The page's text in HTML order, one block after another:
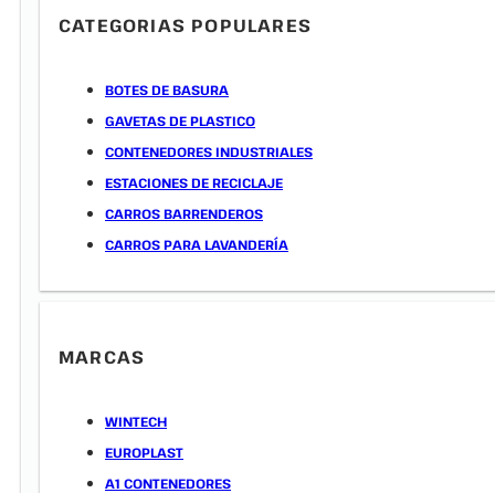
CATEGORIAS POPULARES
BOTES DE BASURA
GAVETAS DE PLASTICO
CONTENEDORES INDUSTRIALES
ESTACIONES DE RECICLAJE
CARROS BARRENDEROS
CARROS PARA LAVANDERÍA
MARCAS
WINTECH
EUROPLAST
A1 CONTENEDORES